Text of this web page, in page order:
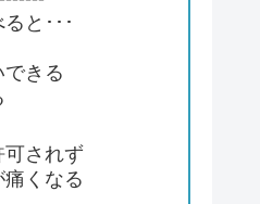
と･･･
きる
可されず
くなる